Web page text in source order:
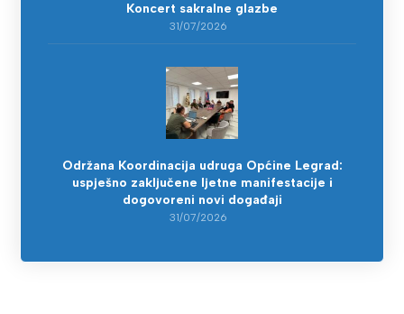
Koncert sakralne glazbe
31/07/2026
Održana Koordinacija udruga Općine Legrad:
uspješno zaključene ljetne manifestacije i
dogovoreni novi događaji
31/07/2026